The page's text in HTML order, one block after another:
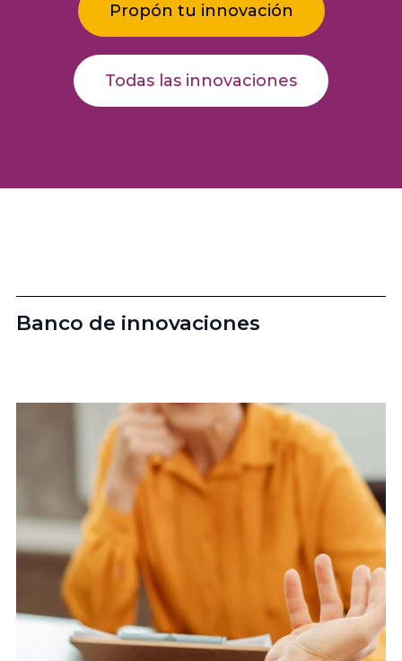
Propón tu innovación
Todas las innovaciones